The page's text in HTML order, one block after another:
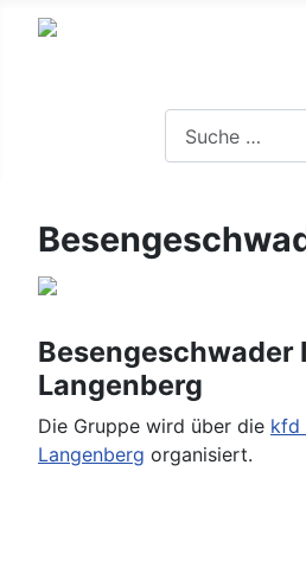
Besengeschwader
Langenberg
Die Gruppe wird über die kfd
Langenberg organisiert.